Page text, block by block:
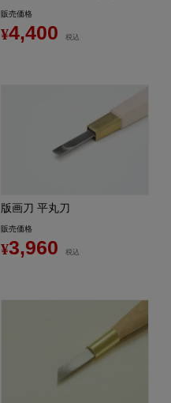
販売価格
¥4,400 税込
版画刀 平丸刀
販売価格
¥3,960 税込